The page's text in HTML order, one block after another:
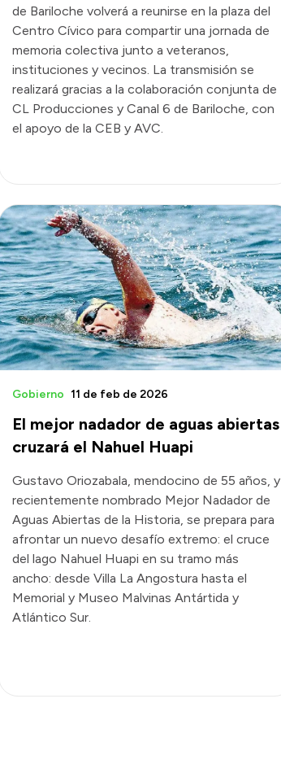
de Bariloche volverá a reunirse en la plaza del
Centro Cívico para compartir una jornada de
memoria colectiva junto a veteranos,
instituciones y vecinos. La transmisión se
realizará gracias a la colaboración conjunta de
CL Producciones y Canal 6 de Bariloche, con
el apoyo de la CEB y AVC.
El mejor nadador de aguas abiertas
cruzará el Nahuel Huapi
Gobierno 11 de feb de 2026
Gustavo Oriozabala, mendocino de 55 años, y
recientemente nombrado Mejor Nadador de
Aguas Abiertas de la Historia, se prepara para
afrontar un nuevo desafío extremo: el cruce
del lago Nahuel Huapi en su tramo más
ancho: desde Villa La Angostura hasta el
Memorial y Museo Malvinas Antártida y
Atlántico Sur.